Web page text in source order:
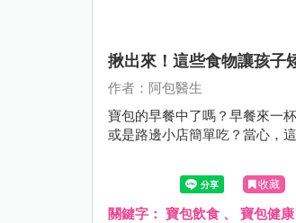
揪出來！這些食物讓孩子
作者：阿包醫生
寶包的早餐中了嗎？早餐來一
或是路邊小店簡單吃？當心，
收藏
關鍵字： 寶包飲食 、 寶包健康